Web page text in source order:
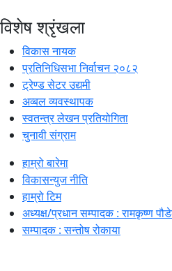
विशेष श्रृंखला
विकास नायक
प्रतिनिधिसभा निर्वाचन २०८२
ट्रेण्ड सेटर उद्यमी
अव्बल व्यवस्थापक
स्वतन्त्र लेखन प्रतियोगिता
चुनावी संग्राम
हाम्रो बारेमा
विकासन्युज नीति
हाम्रो टिम
अध्यक्ष/प्रधान सम्पादक : रामकृष्ण
सम्पादक : सन्तोष रोकाया